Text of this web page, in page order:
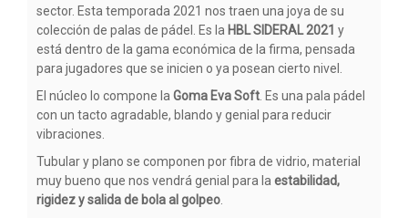
sector. Esta temporada 2021 nos traen una joya de su
colección de palas de pádel. Es la HBL SIDERAL 2021 y
está dentro de la gama económica de la firma, pensada
para jugadores que se inicien o ya posean cierto nivel.
El núcleo lo compone la Goma Eva Soft . Es una pala pádel
con un tacto agradable, blando y genial para reducir
vibraciones.
Tubular y plano se componen por fibra de vidrio, material
muy bueno que nos vendrá genial para la estabilidad,
rigidez y salida de bola al golpeo